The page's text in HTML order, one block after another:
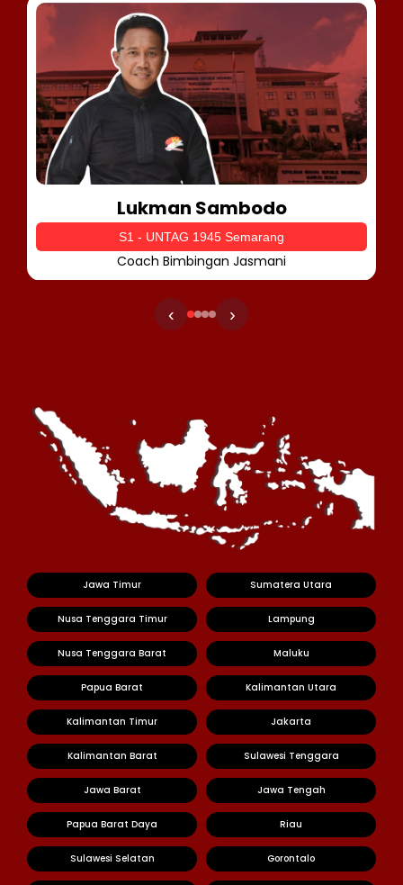
Lukman Sambodo
S1 - UNTAG 1945 Semarang
Coach Bimbingan Jasmani
‹ ›
Jawa Timur Sumatera Utara
Nusa Tenggara Timur Lampung
Nusa Tenggara Barat Maluku
Papua Barat Kalimantan Utara
Kalimantan Timur Jakarta
Kalimantan Barat Sulawesi Tenggara
Jawa Barat Jawa Tengah
Papua Barat Daya Riau
Sulawesi Selatan Gorontalo